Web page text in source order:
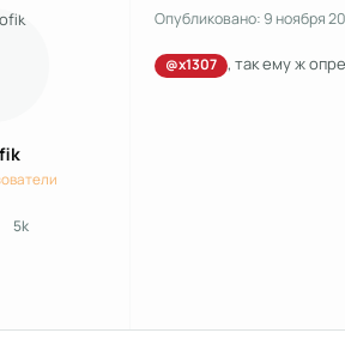
5kРепутация
Опубликовано:9 ноября
@x1307 , так ему ж